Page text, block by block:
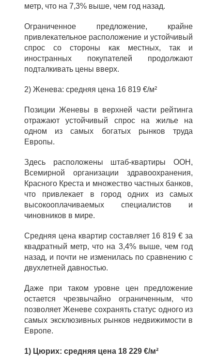
метр, что на 7,3% выше, чем год назад.
Ограниченное предложение, крайне
привлекательное расположение и устойчивый
спрос со стороны как местных, так и
иностранных покупателей продолжают
подталкивать цены вверх.
2) Женева: средняя цена 16 819 €/м²
Позиции Женевы в верхней части рейтинга
отражают устойчивый спрос на жилье на
одном из самых богатых рынков труда
Европы.
Здесь расположены штаб-квартиры ООН,
Всемирной организации здравоохранения,
Красного Креста и множество частных банков,
что привлекает в город одних из самых
высокооплачиваемых специалистов и
чиновников в мире.
Средняя цена квартир составляет 16 819 € за
квадратный метр, что на 3,4% выше, чем год
назад, и почти не изменилась по сравнению с
двухлетней давностью.
Даже при таком уровне цен предложение
остается чрезвычайно ограниченным, что
позволяет Женеве сохранять статус одного из
самых эксклюзивных рынков недвижимости в
Европе.
1) Цюрих: средняя цена 18 229 €/м²